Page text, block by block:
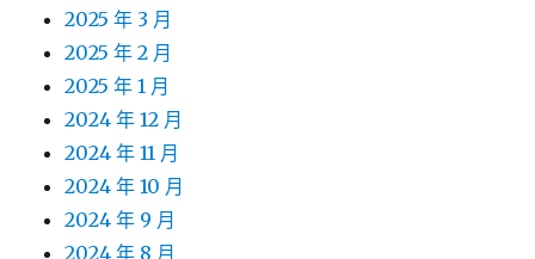
2025 年 3 月
2025 年 2 月
2025 年 1 月
2024 年 12 月
2024 年 11 月
2024 年 10 月
2024 年 9 月
2024 年 8 月